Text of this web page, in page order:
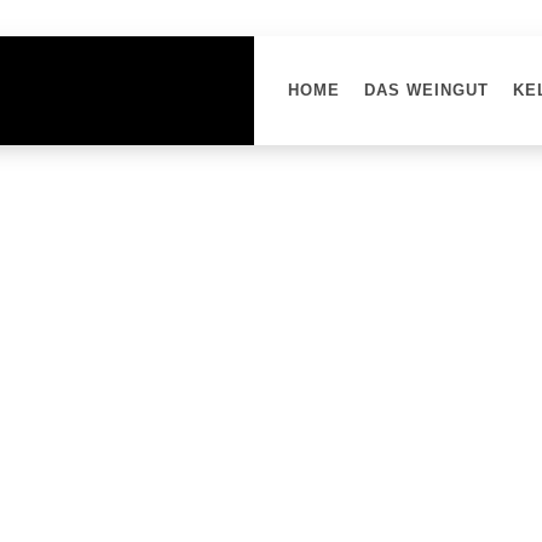
HOME DAS WEINGUT